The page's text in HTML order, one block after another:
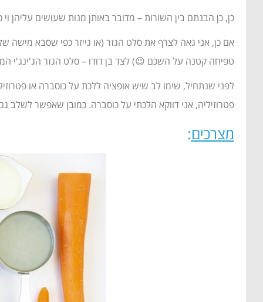
כן, כן הבנתם בין השורות – מדובר באותן מנות שעושים עליהן
אם כן, אני גאה לצרף את סלט הגזר (או גייזר כפי שסבא מישה
טפיחה קטנה על השכם 😉) לצד בן דודו – סלט הגזר הג'ינג'י
לפני שנתחיל, שימו לב שיש אופציה ללכת על כוסברה או
פטרוזיליה, אני דווקא הלכתי על כוסברה. כמובן שאפשר לשלב
מצרכים: